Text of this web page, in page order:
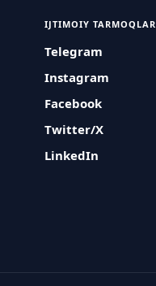
IJTIMOIY TARMOQLAR
Telegram
Instagram
Facebook
Twitter/X
LinkedIn